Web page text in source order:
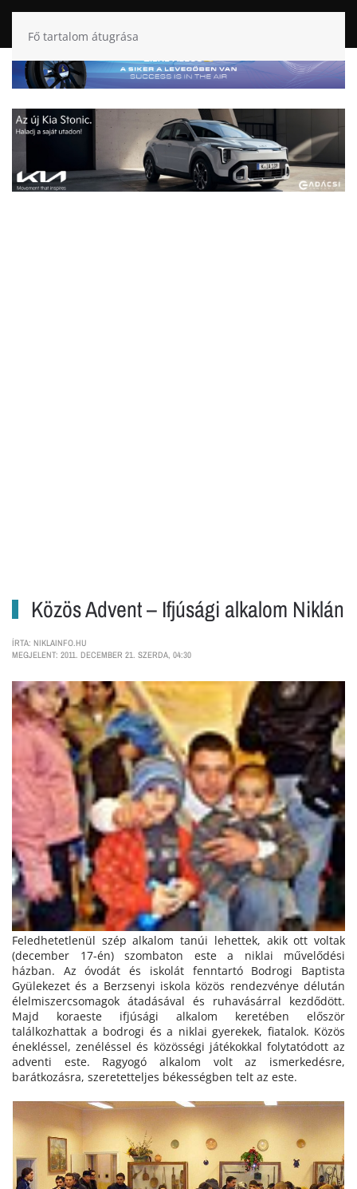
Fő tartalom átugrása
Közös Advent – Ifjúsági alkalom Niklán
ÍRTA: NIKLAINFO.HU
MEGJELENT: 2011. DECEMBER 21. SZERDA, 04:30
Feledhetetlenül szép alkalom tanúi lehettek, akik ott voltak
(december 17-én) szombaton este a niklai művelődési
házban. Az óvodát és iskolát fenntartó Bodrogi Baptista
Gyülekezet és a Berzsenyi iskola közös rendezvénye délután
élelmiszercsomagok átadásával és ruhavásárral kezdődött.
Majd koraeste ifjúsági alkalom keretében először
találkozhattak a bodrogi és a niklai gyerekek, fiatalok. Közös
énekléssel, zenéléssel és közösségi játékokkal folytatódott az
adventi este. Ragyogó alkalom volt az ismerkedésre,
barátkozásra, szeretetteljes békességben telt az este.